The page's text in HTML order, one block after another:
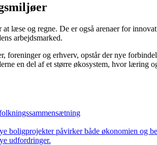
læse og regne. De er også arenaer for
arbejdsmarked.
foreninger og erhverv, opstår der nye
en del af et større økosystem, hvor læring
boligprojekter påvirker både økonomien
udfordringer.